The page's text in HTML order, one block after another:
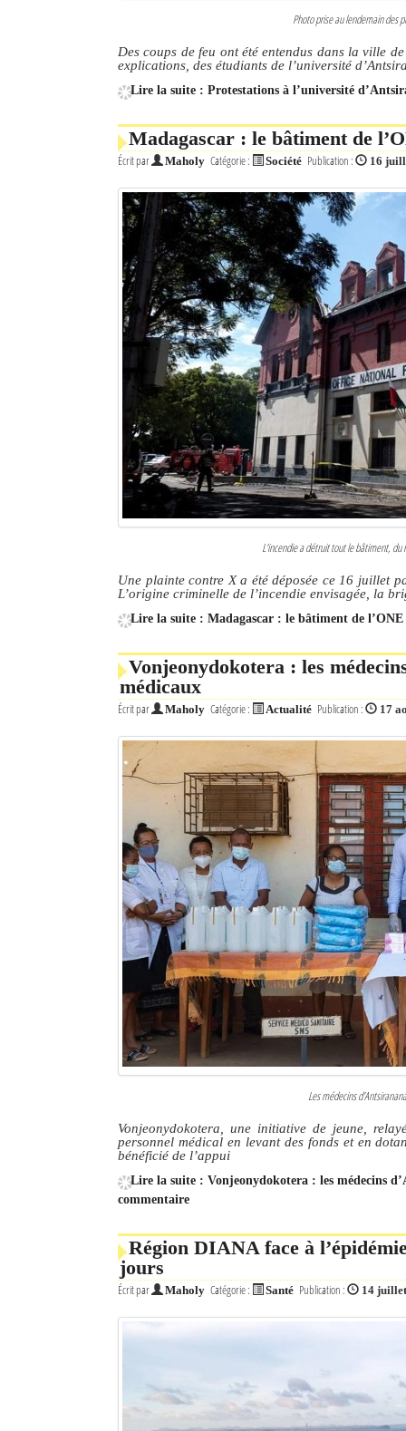
Connexion
Identifiant oublié ?
Mot de passe oublié ?
Photo prise au lendemain des
Des coups de feu ont été entendus dans la ville
explications, des étudiants de l’université
Lire la suite : Protestations à l’université
Madagascar : le bâtiment de
Écrit par Maholy Catégorie : Société Publication : 16
L'incendie a détruit tout le bâtiment, du
Une plainte contre X a été déposée ce 16 juillet
L’origine criminelle de l’incendie envisagée, la
Lire la suite : Madagascar : le bâtiment de l’ONE
Vonjeonydokotera : les
médicaux
Écrit par Maholy Catégorie : Actualité Publication : 17
Les médecins
Vonjeonydokotera, une initiative de jeune,
personnel médical en levant des fonds et en
bénéficié de l’appui
Lire la suite : Vonjeonydokotera : les médecins
commentaire
Région DIANA face à
jours
Écrit par Maholy Catégorie : Santé Publication : 14